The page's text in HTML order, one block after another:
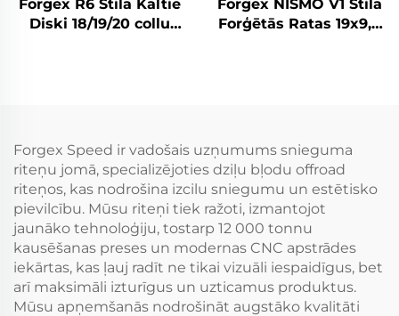
Forgex R6 Stila Kaltie
Diski 18/19/20 collu
Forgex NISMO V1 Stila
Forģētās Ratas 19x9,5
Forgex Speed ir vadošais uzņumums snieguma
riteņu jomā, specializējoties dziļu bļodu offroad
riteņos, kas nodrošina izcilu sniegumu un estētisko
pievilcību. Mūsu riteņi tiek ražoti, izmantojot
jaunāko tehnoloģiju, tostarp 12 000 tonnu
kausēšanas preses un modernas CNC apstrādes
iekārtas, kas ļauj radīt ne tikai vizuāli iespaidīgus, bet
arī maksimāli izturīgus un uzticamus produktus.
Mūsu apņemšanās nodrošināt augstāko kvalitāti